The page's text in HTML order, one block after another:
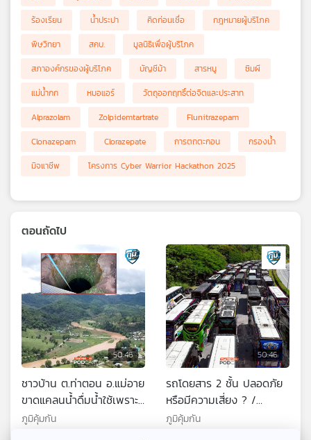
ร้องเรียน
น้ำประปา คิดก่อนเชื่อ
กฎหมายผู้บริโภค
พิษวิทยา
สคบ.
มูลนิธิเพื่อผู้บริโภค
สภาองค์กรของผู้บริโภค
บัญชีม้า สารหนู
ซิมผี
แม่น้ำกก
หมอแอร์
วัตถุออกฤทธิ์ต่อจิตและประสาท
Alprazolam
Zolpidemtartrate
Flunitrazepam
Clonazepam
Clorazepate การตกตะกอน
กรองน้ำ
มิจแาชีพ
โครงการ Cyber Warrior Hackathon 2025
ตอนถัดไป
50:46
ชาวบ้าน ต.ท่าตอน อ.แม่อาย
ขาดแคลนน้ำดื่มน้ำใช้เพราะ
ปัญหาสารหนูปนเปื้อนแม่น้ำ
ภูมิคุ้มกัน
50:46
รถโดยสาร 2 ชั้น ปลอดภัย
หรือมีความเสี่ยง ? /
ยาสีฟัน บีบแค่ไหนดี
ภูมิคุ้มกัน